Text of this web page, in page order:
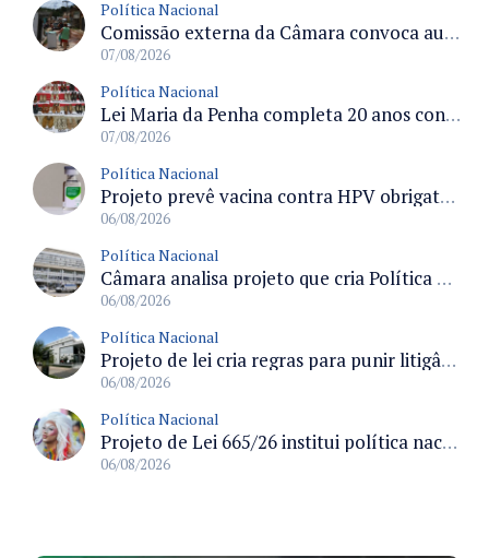
Política Nacional
Comissão externa da Câmara convoca audiência pública sobre chuvas na Zona da Mata de Minas Gerais e impactos em Juiz de Fora
07/08/2026
Política Nacional
Lei Maria da Penha completa 20 anos consolidada como norma de proteção e medidas protetivas no Brasil
07/08/2026
Política Nacional
Projeto prevê vacina contra HPV obrigatória e testes moleculares para rastreamento do câncer do colo do útero
06/08/2026
Política Nacional
Câmara analisa projeto que cria Política Nacional de Qualificação e Valorização da Preceptoria na Residência Médica
06/08/2026
Política Nacional
Projeto de lei cria regras para punir litigância abusiva reversa e integrar sistemas do Judiciário
06/08/2026
Política Nacional
Projeto de Lei 665/26 institui política nacional para prevenção ao transfeminicídio e prevê medidas de proteção e reparação
06/08/2026